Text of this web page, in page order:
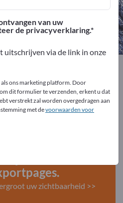
Exportpages!
– Gebruikte goederen –
hier
en uw
uw zichtbaarheid >>
van uw
de privacyverklaring.
uitschrijven via de link in onze
ons marketing platform. Door
dit formulier te verzenden, erkent u dat
verstrekt zal worden overgedragen aan
met devoorwaarden voor